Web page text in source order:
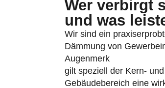
und was
Wir sind ein
Dämmung von
Augenmerk
gilt speziell der Kern-
Gebäudebereich eine
unter anderem